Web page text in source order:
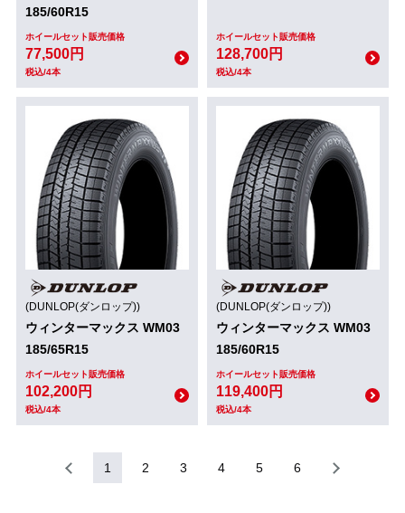
185/60R15
ホイールセット販売価格
77,500円
税込/4本
ホイールセット販売価格
128,700円
税込/4本
(DUNLOP(ダンロップ))
ウィンターマックス WM03
185/65R15
ホイールセット販売価格
102,200円
税込/4本
(DUNLOP(ダンロップ))
ウィンターマックス WM03
185/60R15
ホイールセット販売価格
119,400円
税込/4本
1 2 3 4 5 6